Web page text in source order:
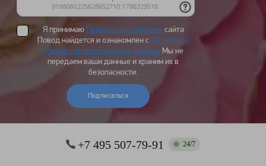
Я принимаю Правила пользования сайта
Повод найдется и ознакомлен с Политикой
обработки персональных данных. Мы не
передаем ваши данные и храним их в
безопасности.
Подписаться
+7 495 507-79-91 24/7